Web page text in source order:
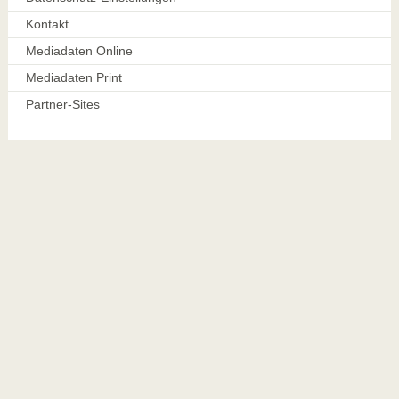
Kontakt
Mediadaten Online
Mediadaten Print
Partner-Sites